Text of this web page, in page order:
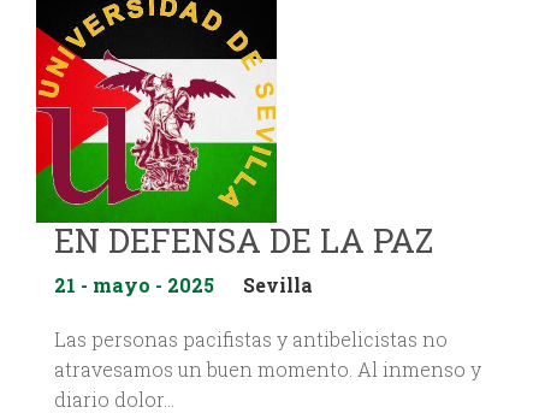
EN DEFENSA DE LA PAZ
21 - mayo - 2025 Sevilla
Las personas pacifistas y antibelicistas no
atravesamos un buen momento. Al inmenso y
diario dolor…